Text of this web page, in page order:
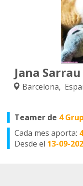
Jana Sarrau
Barcelona,
Teamer de 4
Cada mes aporta:
Desde el 13-09-